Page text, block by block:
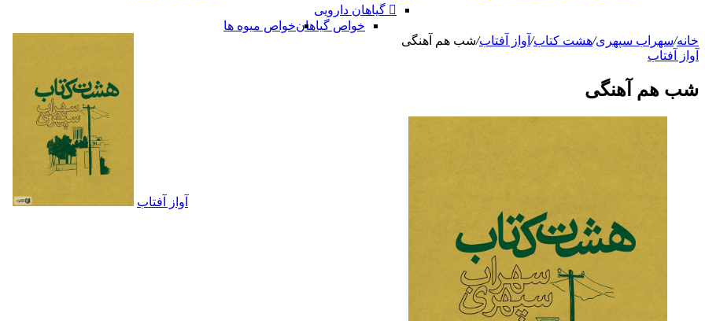
گیاهان دارویی
خواص گیاهانخواص میوه ها
خانه/سهراب سپهری/هشت کتاب/ آواز آفتاب/شب هم آهنگی
آواز آفتاب
شب هم آهنگی
آواز آفتاب